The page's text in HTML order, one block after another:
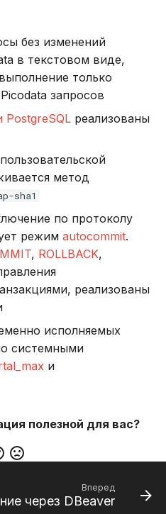
без изменений
в текстовом виде,
только
запросов
PostgreSQL реализованы
метод
sha1
по протоколу
режим autocommit.
, ROLLBACK,
реализованы
исполняемых
системными
и
полезной для вас?
Вперед
через DBeaver